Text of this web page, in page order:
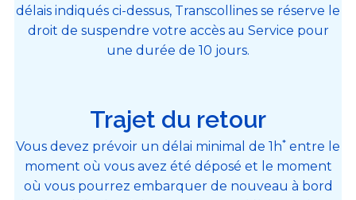
délais indiqués ci-dessus, Transcollines se réserve le
droit de suspendre votre accès au Service pour
une durée de 10 jours.
Trajet du retour
Vous devez prévoir un délai minimal de 1h* entre le
moment où vous avez été déposé et le moment
où vous pourrez embarquer de nouveau à bord